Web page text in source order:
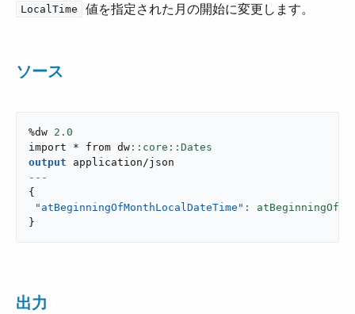
LocalTime ​ 値を指定された月の開始に変更します。
ソース
%dw 2.0
import * from dw
output
application/json
---
{
"atBeginningOfMonthLocalDateTime" :
}
出力